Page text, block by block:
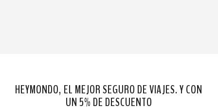
HEYMONDO, EL MEJOR SEGURO DE VIAJES. Y CON
UN 5% DE DESCUENTO